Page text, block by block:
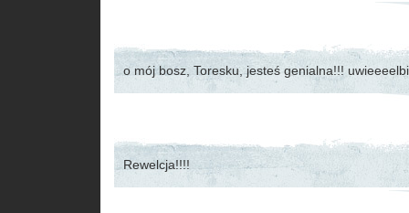
o mój bosz, Toresku, jesteś genialna!!!
Rewelcja!!!!